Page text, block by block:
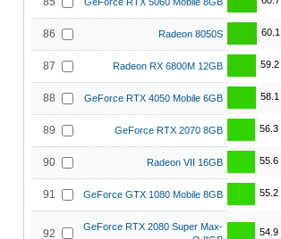
86 Radeon 8050S 60.1
87 Radeon RX 6800M 12GB 59.2
88 GeForce RTX 4050 Mobile 6GB 58.1
89 GeForce RTX 2070 8GB 56.3
90 Radeon VII 16GB 55.6
91 GeForce GTX 1080 Mobile 8GB 55.2
92
GeForce RTX 2080 Super Max-
54.9